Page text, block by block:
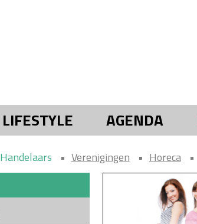
LIFESTYLE AGENDA
Handelaars Verenigingen Horeca